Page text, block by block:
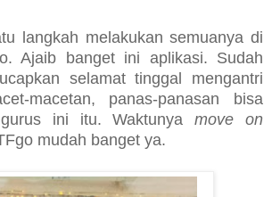
langkah melakukan semuanya di
Ajaib banget ini aplikasi. Sudah
selamat tinggal mengantri
macetan, panas-panasan bisa
ini itu. Waktunyamove on
mudah banget ya.